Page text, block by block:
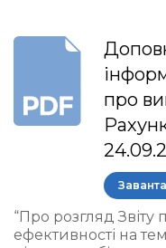
про
“Про розгляд Звіту
ефективності на